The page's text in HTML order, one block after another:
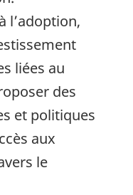
l’adoption,
liées au
des
et politiques
aux
le